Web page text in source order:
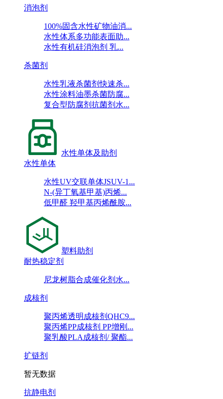
消泡剂
100%固含水性矿物油消...
水性体系多功能表面助...
水性有机硅消泡剂 乳...
杀菌剂
水性乳液杀菌剂快速杀...
水性涂料油墨杀菌防腐...
复合型防腐剂抗菌剂水...
水性单体及助剂
水性单体
水性UV交联单体JSUV-1...
N-(异丁氧基甲基)丙烯...
低甲醛 羟甲基丙烯酰胺...
塑料助剂
耐热稳定剂
尼龙树脂合成催化剂水...
成核剂
聚丙烯透明成核剂QHC9...
聚丙烯PP成核剂 PP增刚...
聚乳酸PLA成核剂/ 聚酯...
扩链剂
暂无数据
抗静电剂